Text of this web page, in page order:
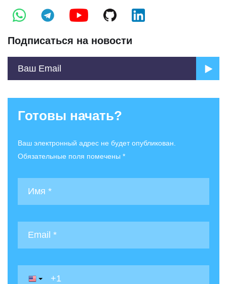
Подписаться на новости
Готовы начать?
Ваш электронный адрес не будет опубликован.
Обязательные поля помечены *